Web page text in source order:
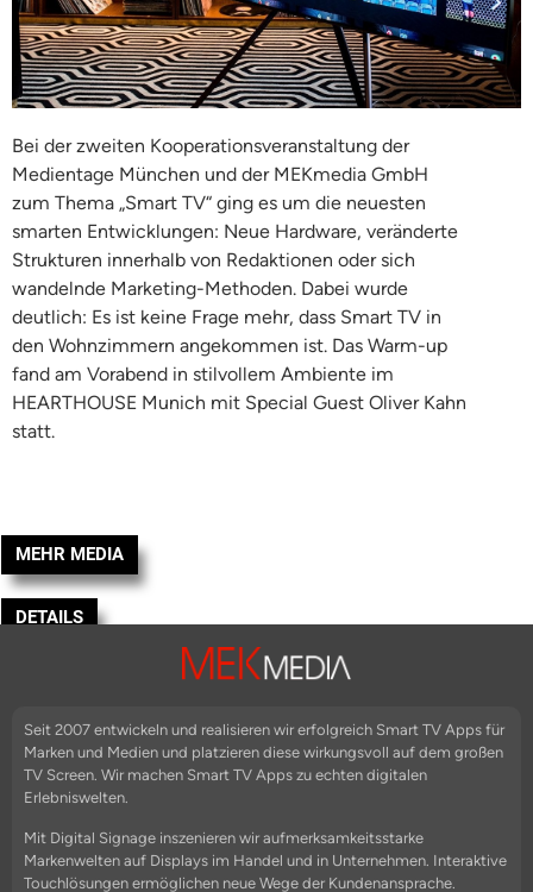
Bei der zweiten Kooperationsveranstaltung der
Medientage München und der MEKmedia GmbH
zum Thema „Smart TV“ ging es um die neuesten
smarten Entwicklungen: Neue Hardware, veränderte
Strukturen innerhalb von Redaktionen oder sich
wandelnde Marketing-Methoden. Dabei wurde
deutlich: Es ist keine Frage mehr, dass Smart TV in
den Wohnzimmern angekommen ist. Das Warm-up
fand am Vorabend in stilvollem Ambiente im
HEARTHOUSE Munich mit Special Guest Oliver Kahn
statt.
MEHR MEDIA
DETAILS
Seit 2007 entwickeln und realisieren wir erfolgreich Smart TV Apps für
Marken und Medien und platzieren diese wirkungsvoll auf dem großen
TV Screen. Wir machen Smart TV Apps zu echten digitalen
Erlebniswelten.
Mit Digital Signage inszenieren wir aufmerksamkeitsstarke
Markenwelten auf Displays im Handel und in Unternehmen. Interaktive
Touchlösungen ermöglichen neue Wege der Kundenansprache.